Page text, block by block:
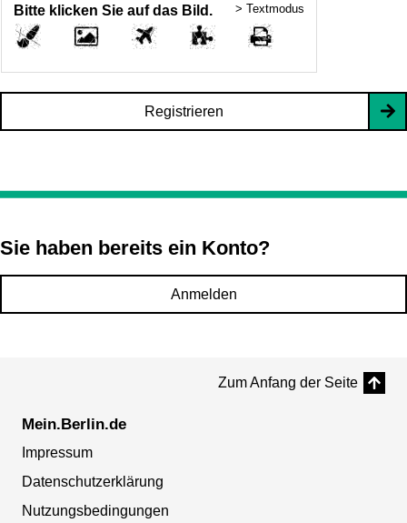
Bitte klicken Sie auf das Bild. > Textmodus
Registrieren
Sie haben bereits ein Konto?
Anmelden
Zum Anfang der Seite
Mein.Berlin.de
Impressum
Datenschutzerklärung
Nutzungsbedingungen